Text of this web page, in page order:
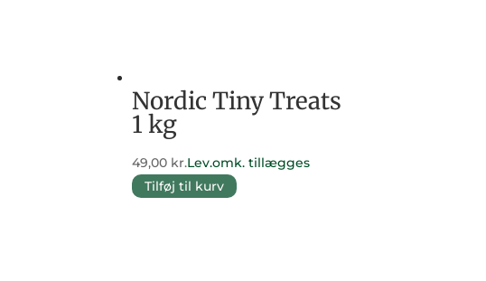
Nordic Tiny Treats
1 kg
49,00 kr.Lev.omk. tillægges
Tilføj til kurv